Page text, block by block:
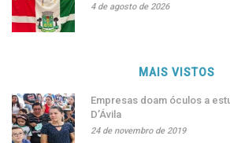
4 de agosto de 2026
MAIS VISTOS
Empresas doam óculos a
D’Ávila
24 de novembro de 2019